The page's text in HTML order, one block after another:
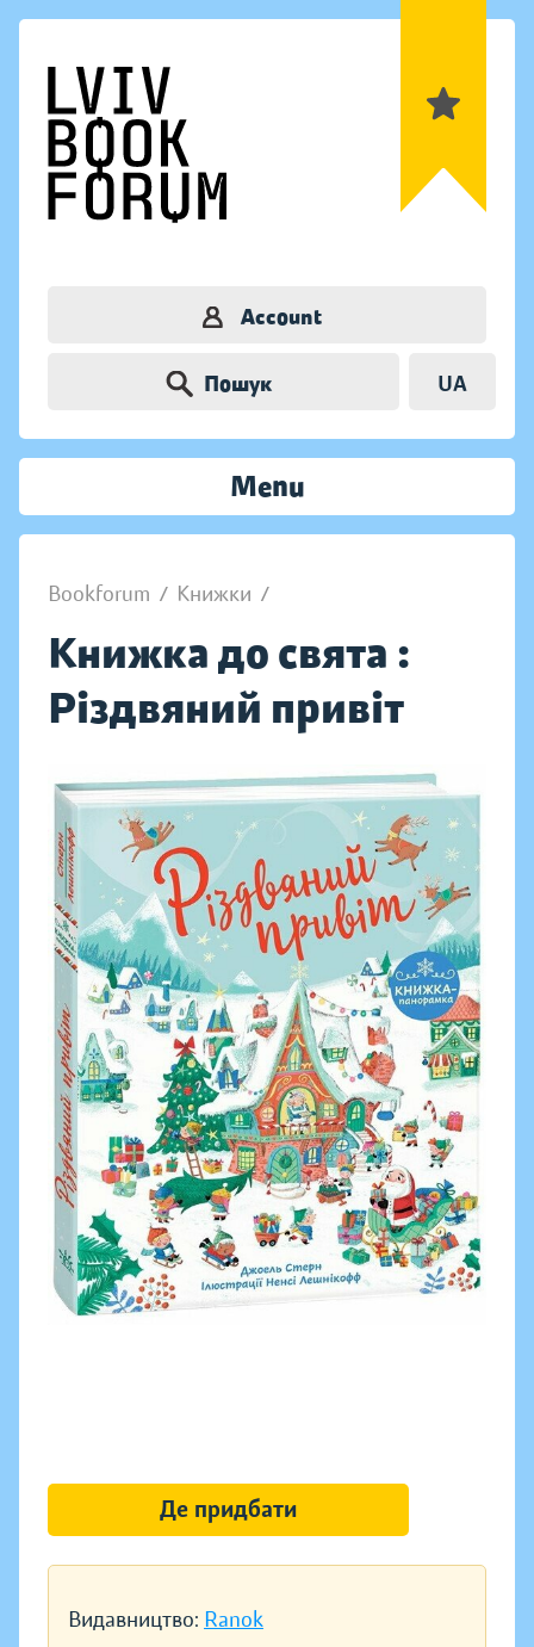
Account
Пошук UA
Menu
Bookforum / Книжки /
Книжка до свята :
Різдвяний привіт
Видавництво: Ranok
Де придбати